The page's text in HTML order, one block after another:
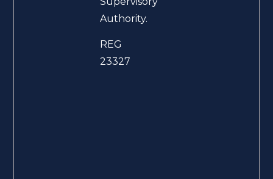
Authority.
REG
23327